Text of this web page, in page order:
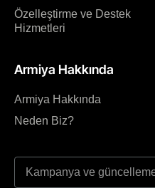
Özelleştirme ve Destek
Hizmetleri
Armiya Hakkında
Armiya Hakkında
Neden Biz?